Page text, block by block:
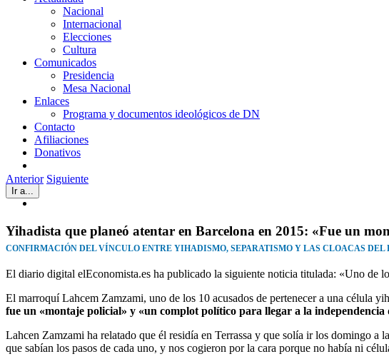
Nacional
Internacional
Elecciones
Cultura
Comunicados
Presidencia
Mesa Nacional
Enlaces
Programa y documentos ideológicos de DN
Contacto
Afiliaciones
Donativos
Ir a...
Anterior Siguiente
Ver
más
Yihadista que planeó atentar en Barcelona en 2015: «Fue un
CONFIRMACIÓN DEL VÍNCULO ENTRE YIHADISMO, SEPARATISMO Y LAS CLOACAS DEL
El diario digital elEconomista.es ha publicado la siguiente noticia titulada: «Uno de
El marroquí Lahcem Zamzami, uno de los 10 acusados de pertenecer a una célula
fue un «montaje policial» y «un complot político para llegar a la independencia
Lahcen Zamzami ha relatado que él residía en Terrassa y que solía ir los domingo
que sabían los pasos de cada uno, y nos cogieron por la cara porque no había ni